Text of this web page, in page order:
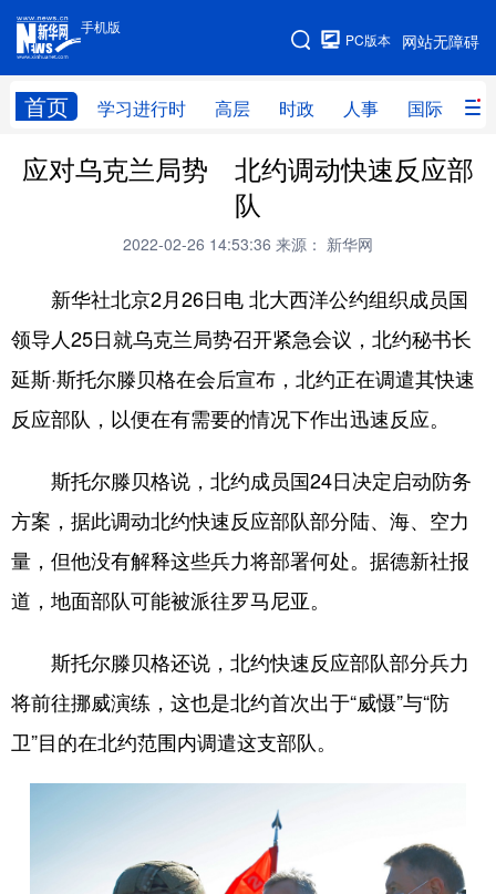
手机版
网站无障碍
PC版本
首页 学习进行时 高层 时政 人事 国际 财
手机版
网站地图
学习进行时 高层 时政 人事
全球连线
科技 科创 量子 体育
文化 书画 健康 军事
食品 人居 信息化 数字经济
学术中国 乡村振兴 银龄 溯源中国
公益 一带一路 亚太网 上市公司
天津 山西
应对乌克兰局势 北约调动快速反应部
队
2022-02-26 14:53:36 来源： 新华网
新华社北京2月26日电 北大西洋公约组织成员国
领导人25日就乌克兰局势召开紧急会议，北约秘书长
延斯·斯托尔滕贝格在会后宣布，北约正在调遣其快速
反应部队，以便在有需要的情况下作出迅速反应。
斯托尔滕贝格说，北约成员国24日决定启动防务
方案，据此调动北约快速反应部队部分陆、海、空力
量，但他没有解释这些兵力将部署何处。据德新社报
道，地面部队可能被派往罗马尼亚。
斯托尔滕贝格还说，北约快速反应部队部分兵力
将前往挪威演练，这也是北约首次出于“威慑”与“防
卫”目的在北约范围内调遣这支部队。